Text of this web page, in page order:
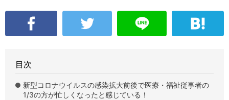
目次
新型コロナウイルスの感染拡大前後で医療・福祉従事者の
1/3の方が忙しくなったと感じている！